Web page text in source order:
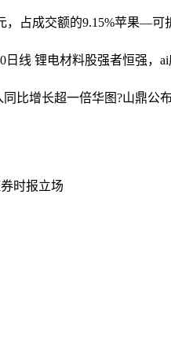
，占成交额的9.15%苹果—可
日线 锂电材料股强者恒强，
同比增长超一倍华图?山鼎公
时报立场